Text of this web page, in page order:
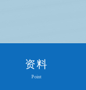
资料
Point